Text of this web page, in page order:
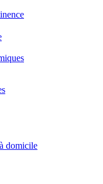
domicile